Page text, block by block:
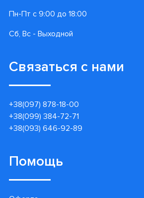
Пн-Пт с 9:00 до 18:00
Сб, Вс - Выходной
Связаться с нами
+38(097) 878-18-00
+38(099) 384-72-71
+38(093) 646-92-89
Помощь